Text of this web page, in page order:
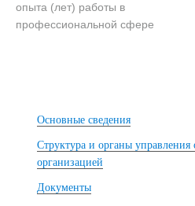
опыта (лет) работы в
профессиональной сфере
Основные сведения
Структура и органы управления
организацией
Документы